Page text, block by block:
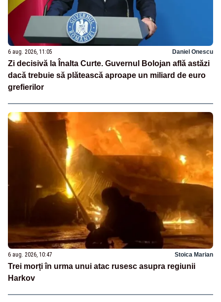
6 aug. 2026, 11:05 Daniel Onescu
Zi decisivă la Înalta Curte. Guvernul Bolojan află astăzi
dacă trebuie să plătească aproape un miliard de euro
grefierilor
6 aug. 2026, 10:47 Stoica Marian
Trei morți în urma unui atac rusesc asupra regiunii
Harkov